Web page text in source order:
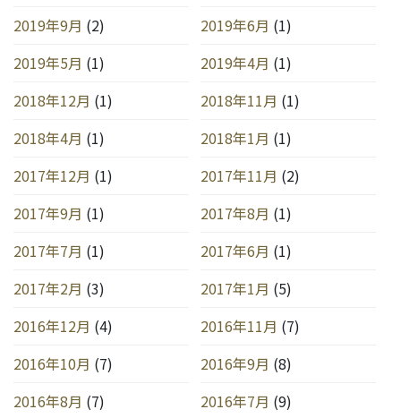
2019年9月 (2) 2019年6月 (1)
2019年5月 (1) 2019年4月 (1)
2018年12月 (1) 2018年11月 (1)
2018年4月 (1) 2018年1月 (1)
2017年12月 (1) 2017年11月 (2)
2017年9月 (1) 2017年8月 (1)
2017年7月 (1) 2017年6月 (1)
2017年2月 (3) 2017年1月 (5)
2016年12月 (4) 2016年11月 (7)
2016年10月 (7) 2016年9月 (8)
2016年8月 (7) 2016年7月 (9)